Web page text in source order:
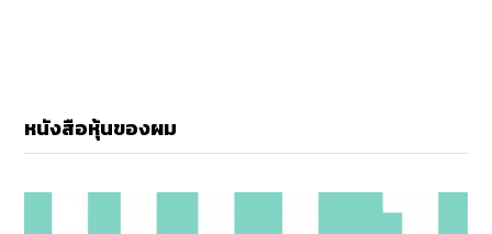
หนังสือหุ้นของผม